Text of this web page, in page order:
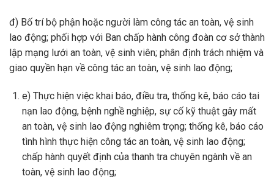
đ) Bố trí bộ phận hoặc người làm công tác an toàn, vệ sinh
lao động; phối hợp với Ban chấp hành công đoàn cơ sở thành
lập mạng lưới an toàn, vệ sinh viên; phân định trách nhiệm và
giao quyền hạn về công tác an toàn, vệ sinh lao động;
e) Thực hiện việc khai báo, điều tra, thống kê, báo cáo tai
nạn lao động, bệnh nghề nghiệp, sự cố kỹ thuật gây mất
an toàn, vệ sinh lao động nghiêm trọng; thống kê, báo cáo
tình hình thực hiện công tác an toàn, vệ sinh lao động;
chấp hành quyết định của thanh tra chuyên ngành về an
toàn, vệ sinh lao động;